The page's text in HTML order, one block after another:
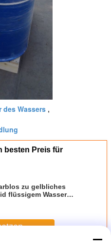
des Wassers ,
besten Preis für
zu gelbliches
flüssigem Wasser